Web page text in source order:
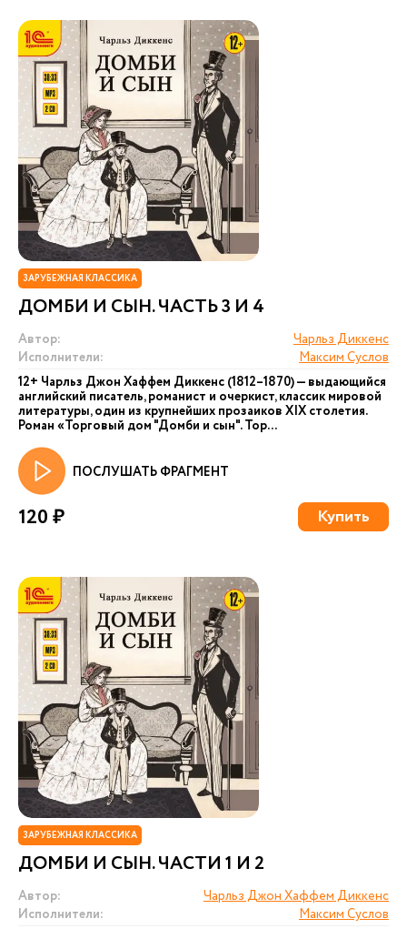
ЗАРУБЕЖНАЯ КЛАССИКА
ДОМБИ И СЫН. ЧАСТЬ 3 И 4
Автор:
Чарльз Диккенс
Исполнители:
Максим Суслов
12+ Чарльз Джон Хаффем Диккенс (1812–1870) — выдающийся
английский писатель, романист и очеркист, классик мировой
литературы, один из крупнейших прозаиков XIX столетия.
Роман «Торговый дом "Домби и сын". Тор...
ПОСЛУШАТЬ ФРАГМЕНТ
120 ₽ Купить
ЗАРУБЕЖНАЯ КЛАССИКА
ДОМБИ И СЫН. ЧАСТИ 1 И 2
Автор:
Чарльз Джон Хаффем Диккенс
Исполнители:
Максим Суслов